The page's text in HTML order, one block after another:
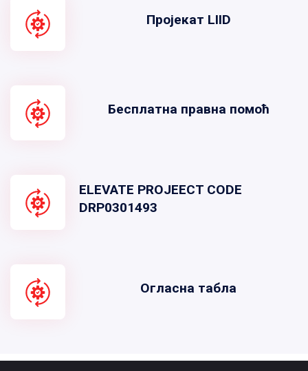
Пројекат LIID
Бесплатна правна помоћ
ELEVATE PROJEECT CODE
DRP0301493
Огласна табла